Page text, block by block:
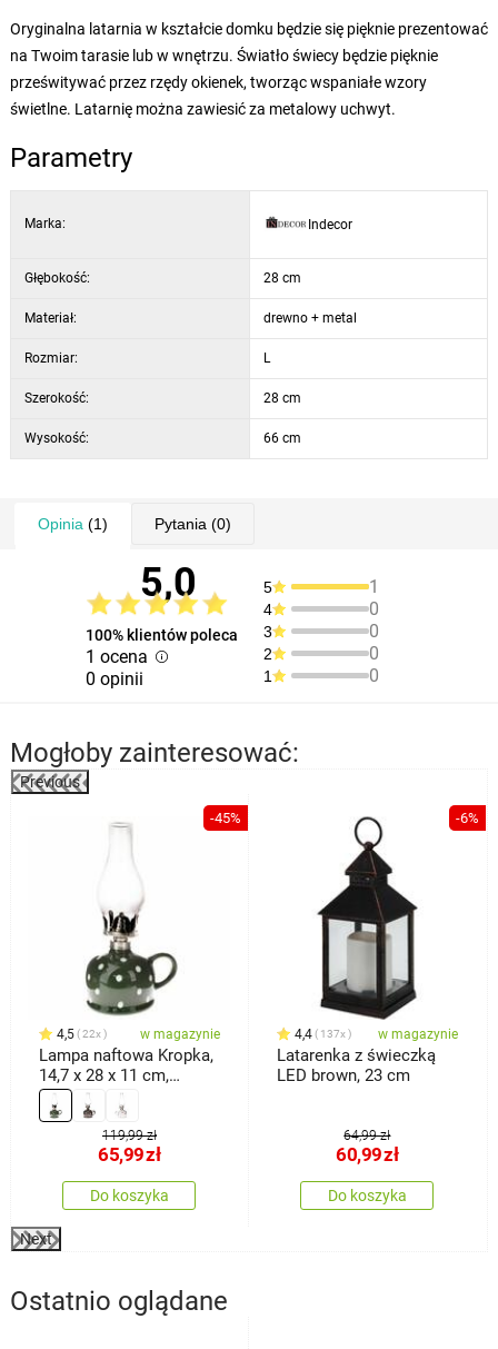
Oryginalna latarnia w kształcie domku będzie się pięknie prezentować
na Twoim tarasie lub w wnętrzu. Światło świecy będzie pięknie
prześwitywać przez rzędy okienek, tworząc wspaniałe wzory
świetlne. Latarnię można zawiesić za metalowy uchwyt.
Parametry
Marka: Indecor
Głębokość: 28 cm
Materiał: drewno + metal
Rozmiar: L
Szerokość: 28 cm
Wysokość: 66 cm
Opinia (1) Pytania (0)
5,0
100% klientów poleca
1 ocena
0 opinii
5 1
4 0
3 0
2 0
1 0
Mogłoby zainteresować:
Previous
-45%
4,5 22x w magazynie
Lampa naftowa Kropka,
14,7 x 28 x 11 cm,
zielony
119,99 zł
65,99zł
Do koszyka
-6%
4,4 137x w magazynie
Latarenka z świeczką
LED brown, 23 cm
64,99 zł
60,99zł
Do koszyka
Next
Ostatnio oglądane